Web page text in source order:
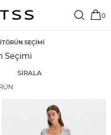
0
SEÇIMI
Seçimi
SIRALA